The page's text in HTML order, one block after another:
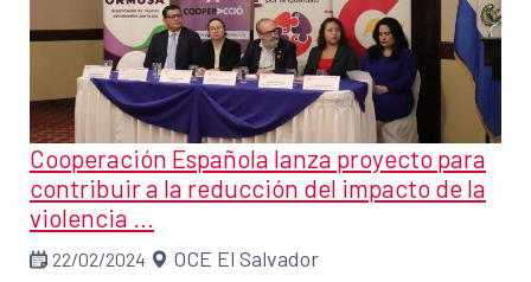
Cooperación Española lanza proyecto para
contribuir a la reducción del impacto de la
violencia ...
22/02/2024 OCE El Salvador